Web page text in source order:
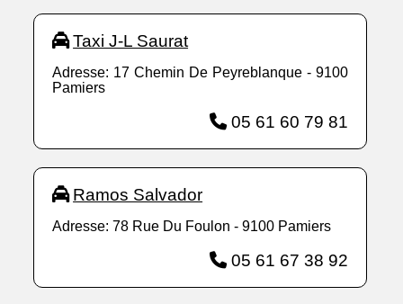
Taxi J-L Saurat
Adresse: 17 Chemin De Peyreblanque - 9100
Pamiers
05 61 60 79 81
Ramos Salvador
Adresse: 78 Rue Du Foulon - 9100 Pamiers
05 61 67 38 92